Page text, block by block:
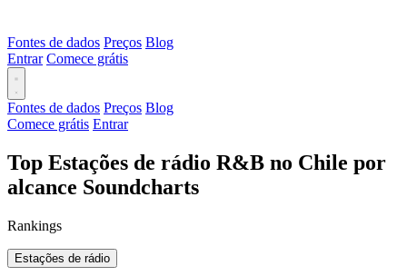
Fontes de dados Preços Blog
Entrar Comece grátis
Fontes de dados Preços Blog
Comece grátis Entrar
Top Estações de rádio R&B no Chile por
alcance Soundcharts
Rankings
Estações de rádio